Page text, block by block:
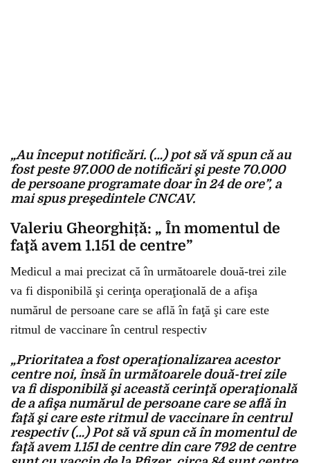
„Au început notificări. (…) pot să vă spun că au
fost peste 97.000 de notificări şi peste 70.000
de persoane programate doar în 24 de ore”, a
mai spus preşedintele CNCAV.
Valeriu Gheorghiță: „ În momentul de
faţă avem 1.151 de centre”
Medicul a mai precizat că în următoarele două-trei zile
va fi disponibilă şi cerinţa operaţională de a afişa
numărul de persoane care se află în faţă şi care este
ritmul de vaccinare în centrul respectiv
„Prioritatea a fost operaţionalizarea acestor
centre noi, însă în următoarele două-trei zile
va fi disponibilă şi această cerinţă operaţională
de a afişa numărul de persoane care se află în
faţă şi care este ritmul de vaccinare în centrul
respectiv (…) Pot să vă spun că în momentul de
faţă avem 1.151 de centre din care 792 de centre